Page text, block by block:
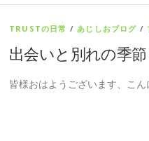
TRUSTの日常 /あじしおブログ /
出会いと別れの季節
皆様おはようございます、こ